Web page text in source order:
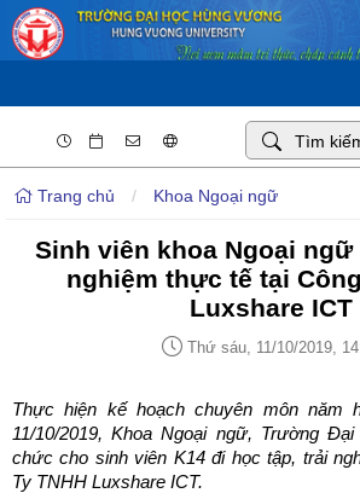
Trang chủ / Khoa Ngoại ngữ
Sinh viên khoa Ngoại
nghiệm thực tế tại
Luxshare ICT
Thứ sáu, 11/10/2019,
Thực hiện kế hoạch chuyên môn năm
11/10/2019, Khoa Ngoại ngữ, Trường
chức cho sinh viên K14 đi học tập, trải
Ty TNHH Luxshare ICT.